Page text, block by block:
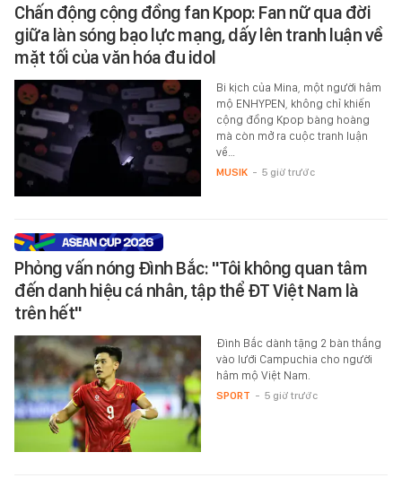
Chấn động cộng đồng fan Kpop: Fan nữ qua đời
giữa làn sóng bạo lực mạng, dấy lên tranh luận về
mặt tối của văn hóa đu idol
Bi kịch của Mina, một người hâm
mộ ENHYPEN, không chỉ khiến
cộng đồng Kpop bàng hoàng
mà còn mở ra cuộc tranh luận
về…
MUSIK - 5 giờ trước
Phỏng vấn nóng Đình Bắc: "Tôi không quan tâm
đến danh hiệu cá nhân, tập thể ĐT Việt Nam là
trên hết"
Đình Bắc dành tặng 2 bàn thắng
vào lưới Campuchia cho người
hâm mộ Việt Nam.
SPORT - 5 giờ trước